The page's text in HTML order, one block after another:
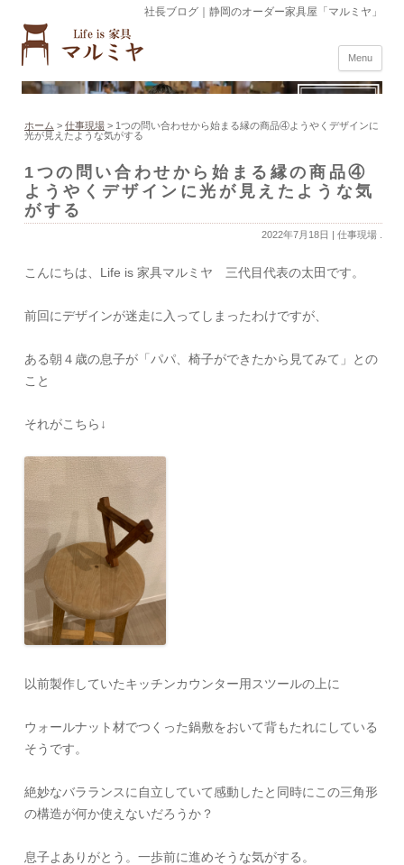
社長ブログ｜静岡のオーダー家具屋「マルミヤ」
Menu
ホーム > 仕事現場 > 1つの問い合わせから始まる縁の商品④ようやくデザインに
光が見えたような気がする
1つの問い合わせから始まる縁の商品④
ようやくデザインに光が見えたような気
がする
2022年7月18日 | 仕事現場
こんにちは、Life is 家具マルミヤ 三代目代表の太田です。
前回にデザインが迷走に入ってしまったわけですが、
ある朝４歳の息子が「パパ、椅子ができたから見てみて」との
こと
それがこちら↓
以前製作していたキッチンカウンター用スツールの上に
ウォールナット材でつくった鍋敷をおいて背もたれにしている
そうです。
絶妙なバラランスに自立していて感動したと同時にこの三角形
の構造が何か使えないだろうか？
息子よありがとう。一歩前に進めそうな気がする。